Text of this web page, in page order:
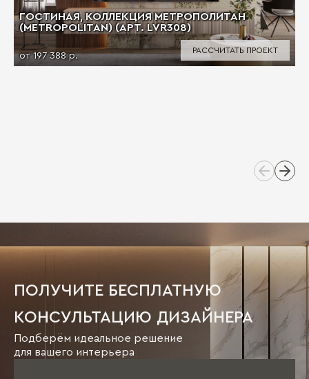
ГОСТИНАЯ, КОЛЛЕКЦИЯ МЕТРОПОЛИТАН
(METROPOLITAN) (АРТ. LVR308)
от 197 388 р.
РАССЧИТАТЬ ПРОЕКТ
ПОЛУЧИТЕ БЕСПЛАТНУЮ
КОНСУЛЬТАЦИЮ ДИЗАЙНЕРА
Подберём идеальное решение
для вашего интерьера